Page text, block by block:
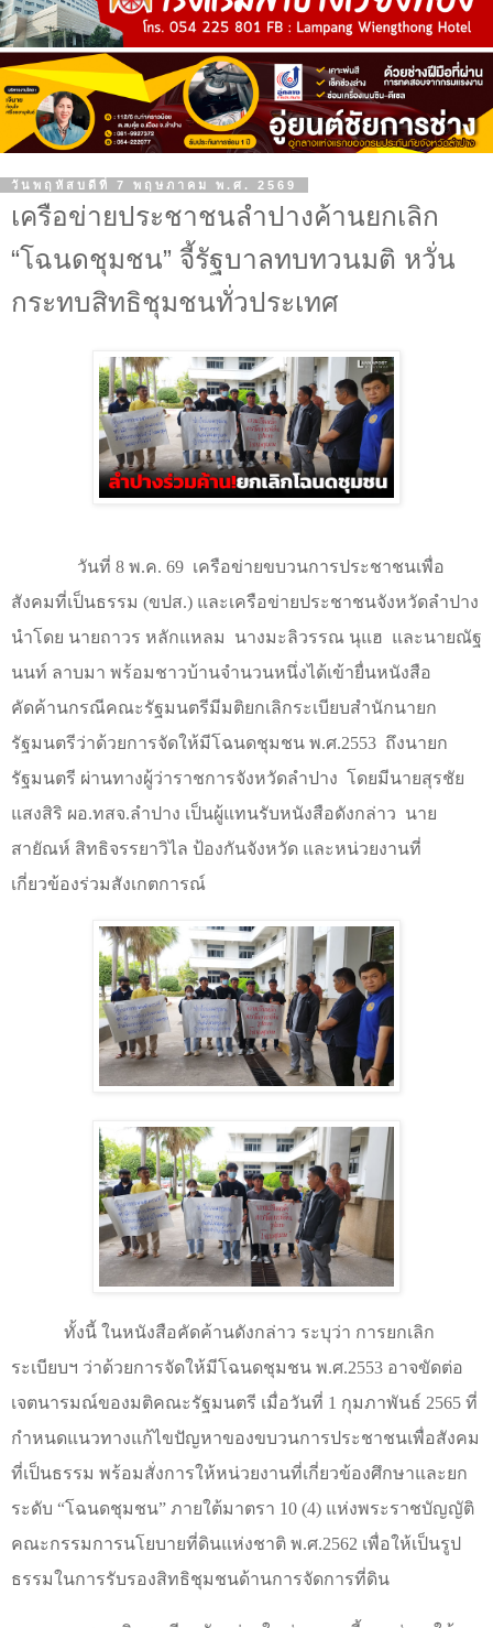
วันพฤหัสบดีที่ 7 พฤษภาคม พ.ศ. 2569
เครือข่ายประชาชนลำปางค้านยกเลิก
“โฉนดชุมชน” จี้รัฐบาลทบทวนมติ หวั่น
กระทบสิทธิชุมชนทั่วประเทศ
วันที่ 8 พ.ค. 69 เครือข่ายขบวนการประชาชนเพื่อ
สังคมที่เป็นธรรม (ขปส.) และเครือข่ายประชาชนจังหวัดลำปาง
นำโดย นายถาวร หลักแหลม
นางมะลิวรรณ นุแฮ และนายณัฐ
นนท์ ลาบมา พร้อมชาวบ้านจำนวนหนึ่งได้เข้ายื่นหนังสือ
คัดค้านกรณีคณะรัฐมนตรีมีมติยกเลิกระเบียบสำนักนายก
รัฐมนตรีว่าด้วยการจัดให้มีโฉนดชุมชน พ.ศ.2553 ถึงนายก
รัฐมนตรี ผ่านทางผู้ว่าราชการจังหวัดลำปาง โดยมีนายสุรชัย
แสงสิริ ผอ.ทสจ.ลำปาง เป็นผู้แทนรับหนังสือดังกล่าว นาย
สายัณห์ สิทธิจรรยาวิไล ป้องกันจังหวัด และหน่วยงานที่
เกี่ยวข้องร่วมสังเกตการณ์
ทั้งนี้ ในหนังสือคัดค้านดังกล่าว ระบุว่า การยกเลิก
ระเบียบฯ ว่าด้วยการจัดให้มีโฉนดชุมชน พ.ศ.2553 อาจขัดต่อ
เจตนารมณ์ของมติคณะรัฐมนตรี เมื่อวันที่ 1 กุมภาพันธ์ 2565 ที่
กำหนดแนวทางแก้ไขปัญหาของขบวนการประชาชนเพื่อสังคม
ที่เป็นธรรม พร้อมสั่งการให้หน่วยงานที่เกี่ยวข้องศึกษาและยก
ระดับ “โฉนดชุมชน” ภายใต้มาตรา 10 (4) แห่งพระราชบัญญัติ
คณะกรรมการนโยบายที่ดินแห่งชาติ พ.ศ.2562 เพื่อให้เป็นรูป
ธรรมในการรับรองสิทธิชุมชนด้านการจัดการที่ดิน